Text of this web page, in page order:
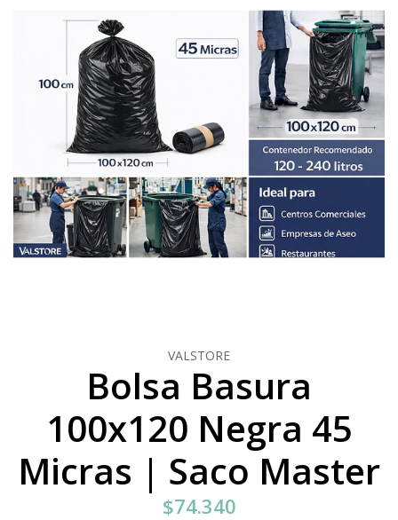
VALSTORE
Bolsa Basura
100x120 Negra 45
Micras | Saco Master
$74.340